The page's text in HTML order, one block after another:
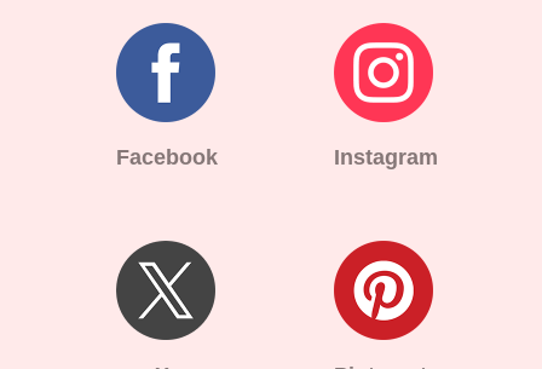
Facebook Instagram